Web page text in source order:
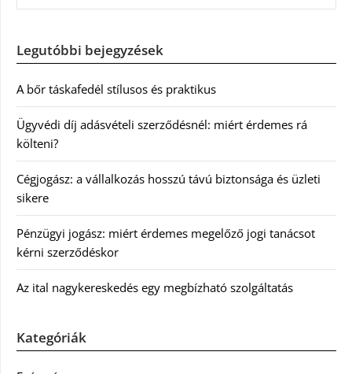
Legutóbbi bejegyzések
A bőr táskafedél stílusos és praktikus
Ügyvédi díj adásvételi szerződésnél: miért érdemes rá
költeni?
Cégjogász: a vállalkozás hosszú távú biztonsága és üzleti
sikere
Pénzügyi jogász: miért érdemes megelőző jogi tanácsot
kérni szerződéskor
Az ital nagykereskedés egy megbízható szolgáltatás
Kategóriák